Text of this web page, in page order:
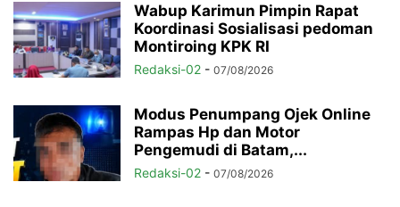
Wabup Karimun Pimpin Rapat
Koordinasi Sosialisasi pedoman
Montiroing KPK RI
Redaksi-02 - 07/08/2026
Modus Penumpang Ojek Online
Rampas Hp dan Motor
Pengemudi di Batam,...
Redaksi-02 - 07/08/2026